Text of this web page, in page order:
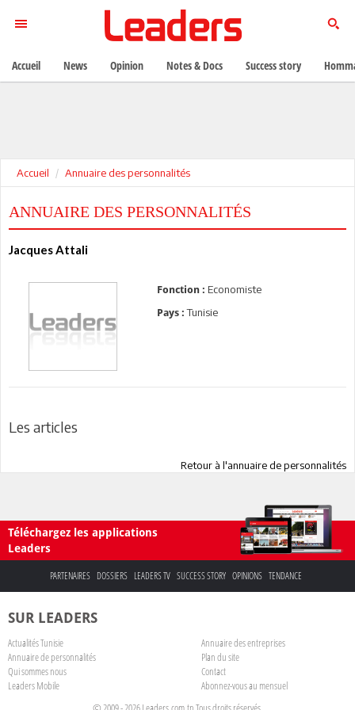
Accueil Annuaire des personnalités
ANNUAIRE DES PERSONNALITÉS
Jacques Attali
Fonction : Economiste
Pays : Tunisie
Les articles
Retour à l'annuaire de personnalités
Téléchargez les applications
Leaders
PARTENAIRES DOSSIERS LEADERS TV SUCCESS STORY OPINIONS TENDANCE
SUR LEADERS
Actualités Tunisie
Annuaire des entreprises
Annuaire de personnalités
Plan du site
Qui sommes nous
Contact
Leaders Mobile
Abonnez-vous au mensuel
Accueil News Opinion Notes & Docs Success story